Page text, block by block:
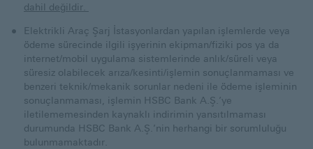
dahil değildir.
Elektrikli Araç Şarj İstasyonlardan yapılan işlemlerde veya
ödeme sürecinde ilgili işyerinin ekipman/fiziki pos ya da
internet/mobil uygulama sistemlerinde anlık/süreli veya
süresiz olabilecek arıza/kesinti/işlemin sonuçlanmaması ve
benzeri teknik/mekanik sorunlar nedeni ile ödeme işleminin
sonuçlanmaması, işlemin HSBC Bank A.Ş.’ye
iletilememesinden kaynaklı indirimin yansıtılmaması
durumunda HSBC Bank A.Ş.’nin herhangi bir sorumluluğu
bulunmamaktadır.